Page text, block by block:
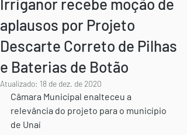
Irriganor recebe moção de
aplausos por Projeto
Descarte Correto de Pilhas
e Baterias de Botão
Atualizado: 18 de dez. de 2020
Câmara Municipal enalteceu a
relevância do projeto para o município
de Unaí